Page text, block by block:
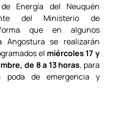
Energía del Neuquén
del Ministerio de
que en algunos
Angostura se realizarán
el miércoles 17 y
de 8 a 13 horas, para
poda de emergencia y